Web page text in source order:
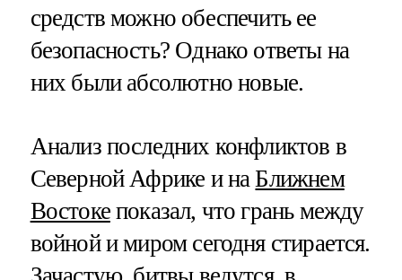
средств можно обеспечить ее
безопасность? Однако ответы на
них были абсолютно новые.
Анализ последних конфликтов в
Северной Африке и на Ближнем
Востокепоказал, что грань между
войной и миром сегодня стирается.